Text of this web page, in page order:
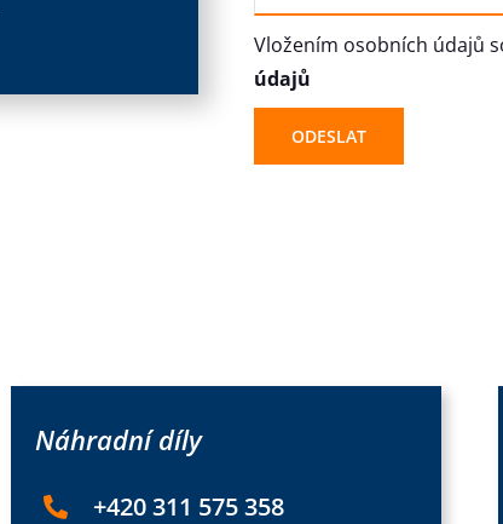
Vložením osobních údajů
údajů
Náhradní díly
+420 311 575 358